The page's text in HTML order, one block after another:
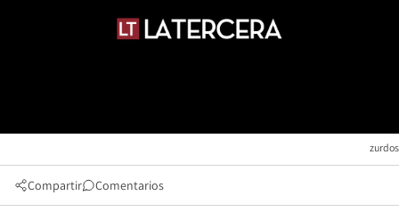
zurdos
Compartir Comentarios